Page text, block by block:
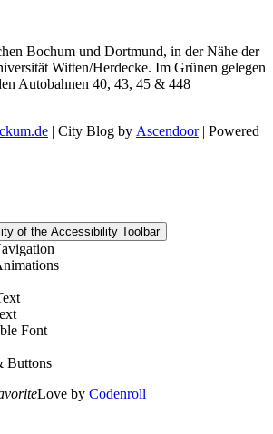
Bochum und Dortmund, in der Nähe der
Witten/Herdecke. Im Grünen gelegen
Autobahnen 40, 43, 45 & 448
| City Blog by Ascendoor| Powered
of the Accessibility Toolbar
Font
Buttons
Love by Codenroll